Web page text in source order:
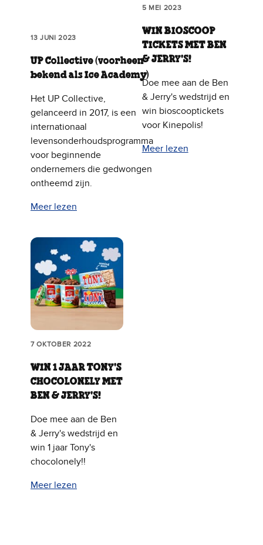
13 JUNI 2023
UP Collective (voorheen
bekend als Ice Academy)
Het UP Collective,
gelanceerd in 2017, is een
internationaal
levensonderhoudsprogramma
voor beginnende
ondernemers die gedwongen
ontheemd zijn.
Meer lezen
5 MEI 2023
WIN BIOSCOOP
TICKETS MET BEN
& JERRY'S!
Doe mee aan de Ben
& Jerry's wedstrijd en
win bioscooptickets
voor Kinepolis!
Meer lezen
7 OKTOBER 2022
WIN 1 JAAR TONY'S
CHOCOLONELY MET
BEN & JERRY'S!
Doe mee aan de Ben
& Jerry's wedstrijd en
win 1 jaar Tony's
chocolonely!!
Meer lezen